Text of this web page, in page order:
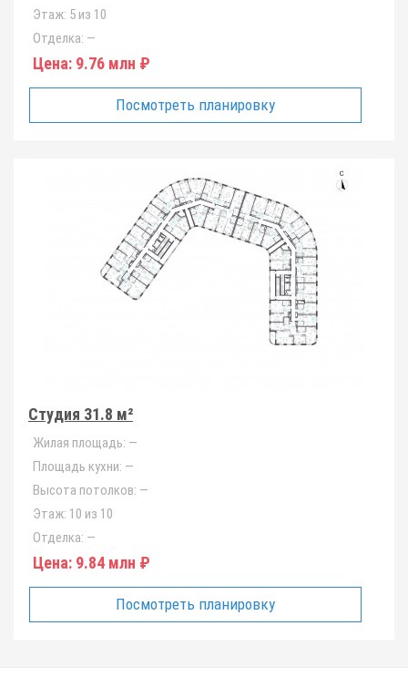
Этаж: 5 из 10
Отделка: —
Цена: 9.76 млн ₽
Посмотреть планировку
Студия 31.8 м²
Жилая площадь: —
Площадь кухни: —
Высота потолков: —
Этаж: 10 из 10
Отделка: —
Цена: 9.84 млн ₽
Посмотреть планировку